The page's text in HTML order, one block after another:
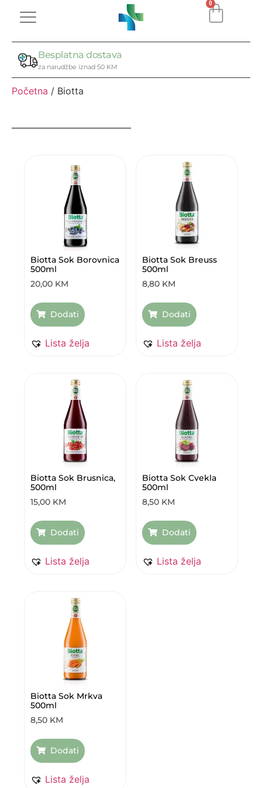
0
Besplatna dostava
za narudžbe iznad 50 KM
Početna / Biotta
Biotta Sok Borovnica
500ml
20,00 KM
Dodati
Lista želja
Biotta Sok Breuss
500ml
8,80 KM
Dodati
Lista želja
Biotta Sok Brusnica,
500ml
15,00 KM
Dodati
Lista želja
Biotta Sok Cvekla
500ml
8,50 KM
Dodati
Lista želja
Biotta Sok Mrkva
500ml
8,50 KM
Dodati
Lista želja